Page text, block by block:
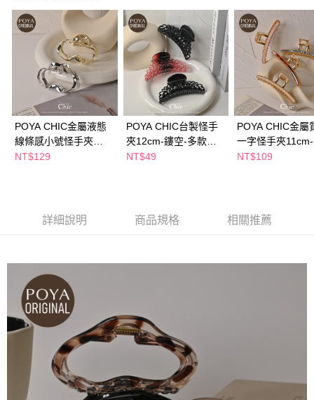
１．簡單：不需註冊會員、不需綁卡、不需儲值。
２．便利：只要手機號碼，簡訊認證，即可結帳。
３．安心：先確認商品／服務後，再付款。
【「AFTEE先享後付」結帳流程】
１．於結帳方式選擇「AFTEE先享後付」後，將跳轉至「AFTEE先享後付」
結帳頁面，進行簡訊認證並確認金額後，即可完成結帳。
２．訂單成立數日內，您將收到繳費通知簡訊。
３．收到繳費通知簡訊後14天內，點擊此簡訊中的連結，可透過四大超商／
ATM／網路銀行／等多元方式進行付款，方視為交易完成。
※ 請注意：結帳手續完成當下不需立刻繳費，但若您需要取消訂單，請聯絡
購買商品的店家。未經商家同意取消之訂單仍視為有效，需透過AFTEE先享
後付繳納相關費用。
【注意事項】
２．關於個人資料處理事宜，請瀏覽以下網址：
https://aftee.tw/terms/#terms3
３．未成年的使用者請事先徵得法定代理人或監護人之同意方可使用
「AFTEE先享後付」，若未經同意申辦者引起之損失，本公司不負相關責
任。
４．使用「AFTEE先享後付」時，將依據個別帳號之用戶狀況，依本公司即
時審查核予不同之上限額度；若仍有額度不足之情形，本公司將視審查結果
請求用戶進行身份認證。
５．嚴禁一人註冊多個帳號或使用他人資訊註冊。若發現惡意使用之情形，
恩沛科技股份有限公司將有權停止該用戶之使用額度並採取法律行動。
運送方式
全家取貨付款
每筆NT$65，滿NT$390(含以上)免運費
付款後全家取貨
每筆NT$65，滿NT$390(含以上)免運費
萊爾富取貨付款
每筆NT$65，滿NT$490(含以上)免運費
7-11取貨付款
付款後7-11取貨
每筆NT$65，滿NT$490(含以上)免運費
宅配(本島)
每筆NT$100，滿NT$790(含以上)免運費
付款後寶雅門市自取(由倉庫統一出貨)
每筆NT$80，滿NT$290(含以上)免運費
POYA CHIC金屬液態
線條感小號怪手夾
7cm-兩色任選
NT$129
POYA CHIC台製怪手
夾12cm-鏤空-多款任
選
NT$49
POYA CHIC金屬
一字怪手夾
任選
NT$109
詳細說明 商品規格 相關推薦